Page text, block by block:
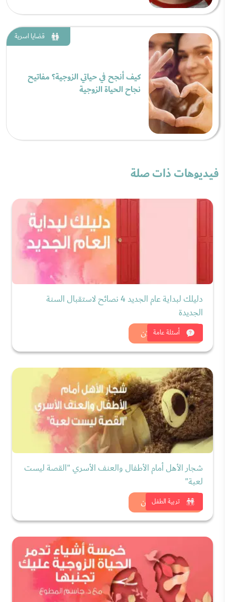
قضايا اسرية
كيف أنجح في حياتي الزوجية؟ مفاتيح
نجاح الحياة الزوجية
فيديوهات ذات صلة
أسئلة عامة
دليلك لبداية عام الجديد 4 نصائح لاستقبال السنة
الجديدة
شاهد الان
تربية الطفل
شجار الأهل أمام الأطفال والعنف الأسري "القصة ليست
لعبة"
شاهد الان